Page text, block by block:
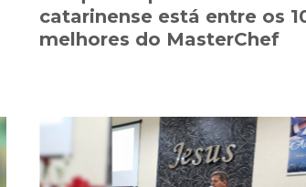
catarinense está entre os
melhores do MasterChef